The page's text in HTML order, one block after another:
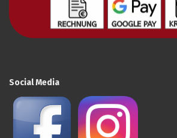
Social Media